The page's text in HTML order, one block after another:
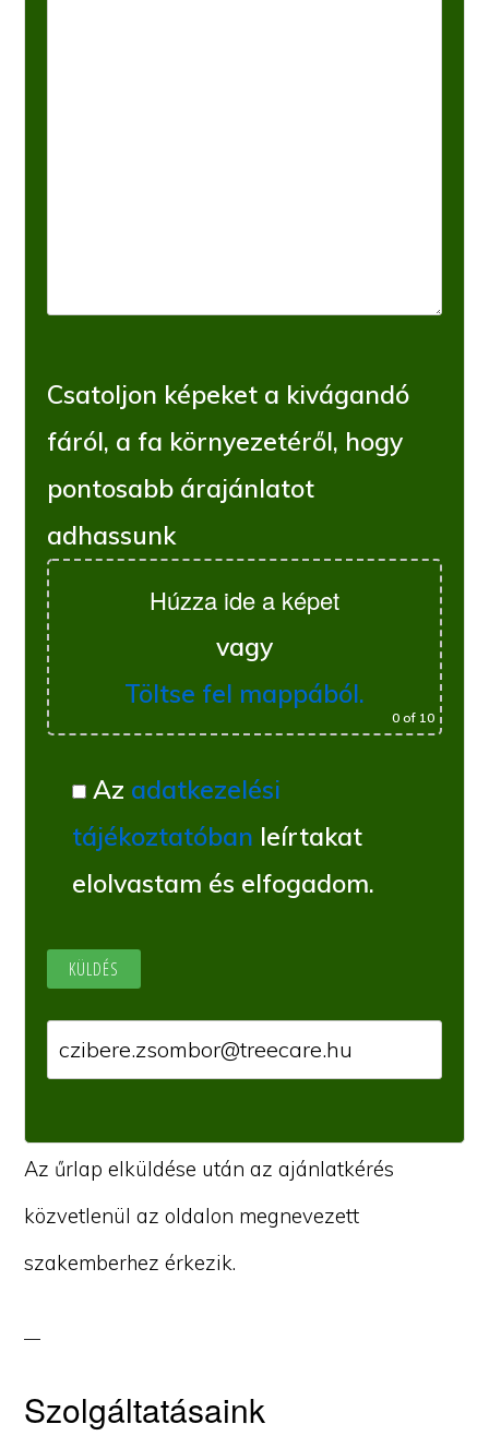
Csatoljon képeket a kivágandó
fáról, a fa környezetéről, hogy
pontosabb árajánlatot
adhassunk
Húzza ide a képet
vagy
Töltse fel mappából.
0of 10
Az adatkezelési
tájékoztatóban leírtakat
elolvastam és elfogadom.
Az űrlap elküldése után az ajánlatkérés
közvetlenül az oldalon megnevezett
szakemberhez érkezik.
Szolgáltatásaink